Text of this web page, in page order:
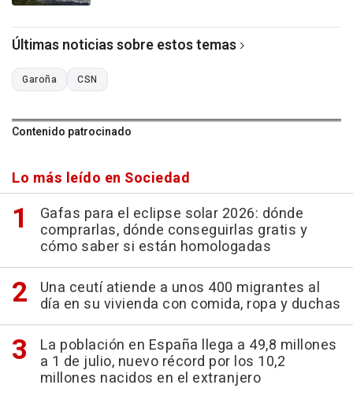
Últimas noticias sobre estos temas
Garoña CSN
Contenido patrocinado
Lo más leído en Sociedad
Gafas para el eclipse solar 2026: dónde
comprarlas, dónde conseguirlas gratis y
cómo saber si están homologadas
Una ceutí atiende a unos 400 migrantes al
día en su vivienda con comida, ropa y duchas
La población en España llega a 49,8 millones
a 1 de julio, nuevo récord por los 10,2
millones nacidos en el extranjero